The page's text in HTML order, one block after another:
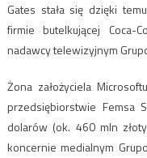
Gates stała się dzięki
firmie butelkującej Coca-
nadawcy telewizyjnym
Żona założyciela
przedsiębiorstwie Femsa
dolarów (ok. 460 mln
koncernie medialnym